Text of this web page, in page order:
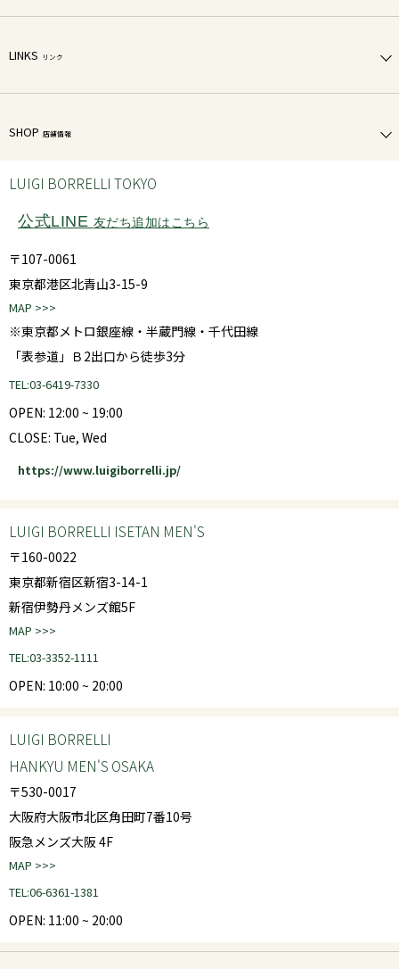
LINKS リンク
SHOP 店舗情報
LUIGI BORRELLI TOKYO
公式LINE 友だち追加はこちら
〒107-0061
東京都港区北青山3-15-9
MAP >>>
※東京都メトロ銀座線・半蔵門線・千代田線
「表参道」Ｂ2出口から徒歩3分
TEL:03-6419-7330
OPEN: 12:00 ~ 19:00
CLOSE: Tue, Wed
https://www.luigiborrelli.jp/
LUIGI BORRELLI ISETAN MEN'S
〒160-0022
東京都新宿区新宿3-14-1
新宿伊勢丹メンズ館5F
MAP >>>
TEL:03-3352-1111
OPEN: 10:00 ~ 20:00
LUIGI BORRELLI
HANKYU MEN'S OSAKA
〒530-0017
大阪府大阪市北区角田町7番10号
阪急メンズ大阪 4F
MAP >>>
TEL:06-6361-1381
OPEN: 11:00 ~ 20:00